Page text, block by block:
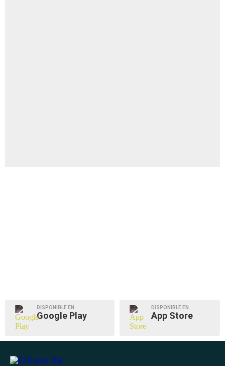
DISPONIBLE EN
Google Play
DISPONIBLE EN
App Store